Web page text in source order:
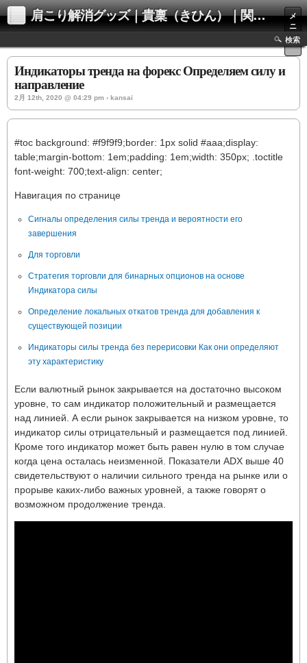
肩こり解消グッズ｜貴稟（きひん）｜関西化学株式会社
メ
ニ
ュ
ー
検索
Индикаторы тренда на форекс Определяем силу и
направление
2月 12th, 2020 @ 04:29 pm › kansai
#toc background: #f9f9f9;border: 1px solid #aaa;display:
table;margin-bottom: 1em;padding: 1em;width: 350px; .toctitle
font-weight: 700;text-align: center;
Навигация по странице
Сигналы определения силы тренда и вероятности его
завершения
Для торговли
Стратегия торговли для бинарных опционов на основе
Индикатора силы
Определение локальных откатов тренда для добавления к
существующей позиции
Индикаторы силы тренда без перерисовки Как они определяют
эту характеристику
Если валютный рынок закрывается на достаточно высоком
уровне, то сам индикатор положительный и размещается
над линией. А если рынок закрывается на низком уровне, то
индикатор силы отрицательный и размещается под линией.
Кроме того индикатор может быть равен нулю в том случае
когда цена осталась неизменной. Показатели ADX выше 40
свидетельствуют о наличии сильного тренда на рынке или о
прорыве каких-либо важных уровней, а также говорят о
возможном продолжение тренда.